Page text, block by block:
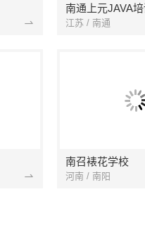
南通上元JAVA
江苏 / 南通
南召裱花学校
河南 / 南阳